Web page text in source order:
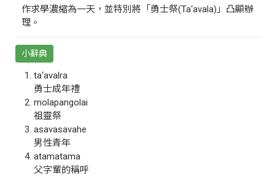
作求學濃縮為一天，並特別將「勇士祭(Ta‘avala)」凸顯辦
理。
小辭典
ta‘avalra
勇士成年禮
molapangolai
祖靈祭
asavasavahe
男性青年
atamatama
父字輩的稱呼